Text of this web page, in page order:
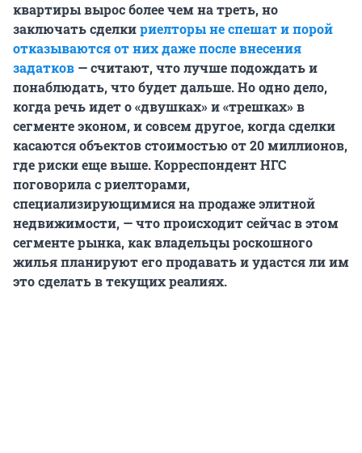
квартиры вырос более чем на треть, но
заключать сделкириелторы не спешат и порой
отказываются от них даже после внесения
задатков — считают, что лучше подождать и
понаблюдать, что будет дальше. Но одно дело,
когда речь идет о «двушках» и «трешках» в
сегменте эконом, и совсем другое, когда сделки
касаются объектов стоимостью от 20 миллионов,
где риски еще выше. Корреспондент НГС
поговорила с риелторами,
специализирующимися на продаже элитной
недвижимости, — что происходит сейчас в этом
сегменте рынка, как владельцы роскошного
жилья планируют его продавать и удастся ли им
это сделать в текущих реалиях.